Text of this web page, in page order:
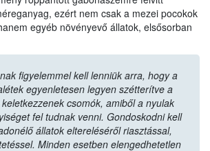
ezért nem csak a mezei pocokok
egyéb növényevő állatok, elsősorban
figyelemmel kell lenniük arra, hogy a
egyenletesen legyen szétterítve a
csomók, amiből a nyulak
fel tudnak venni. Gondoskodni kell
állatok eltereléséről riasztással,
Minden esetben elengedhetetlen